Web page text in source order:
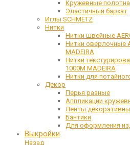
Кружевные полотна
Эластичный бархат
Иглы SCHMETZ
Нитки
Нитки швейные
Нитки оверлочные
MADEIRA
Нитки
1000М MADEIRA
Нитки для
Декор
Перья разные
Аппликации
Ленты
Бантики
Для оформления
Выкройки
Назад